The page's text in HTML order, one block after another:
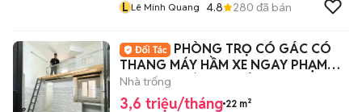
L Lê Minh Quang 4.8 280 đã bán
PHÒNG TRỌ CÓ GÁC CÓ
THANG MÁY HẦM XE NGAY PHẠM
VĂN HAI GIÁ SINH VIÊN
Nhà trống
3,6 triệu/tháng 22 m²